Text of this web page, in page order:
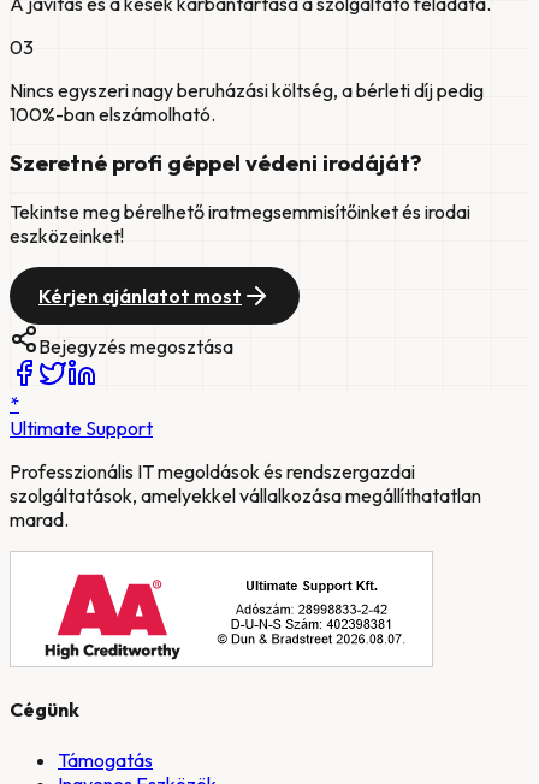
03
Nincs egyszeri nagy beruházási költség, a bérleti díj pedig
100%-ban elszámolható.
Szeretné profi géppel védeni irodáját?
Tekintse meg bérelhető iratmegsemmisítőinket és irodai
eszközeinket!
Kérjen ajánlatot most
Bejegyzés megosztása
*
Ultimate Support
Professzionális IT megoldások és rendszergazdai
szolgáltatások, amelyekkel vállalkozása megállíthatatlan
marad.
Cégünk
Támogatás